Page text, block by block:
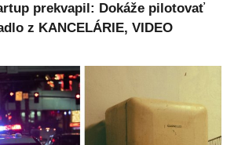
prekvapil: Dokáže pilotovať
z KANCELÁRIE, VIDEO